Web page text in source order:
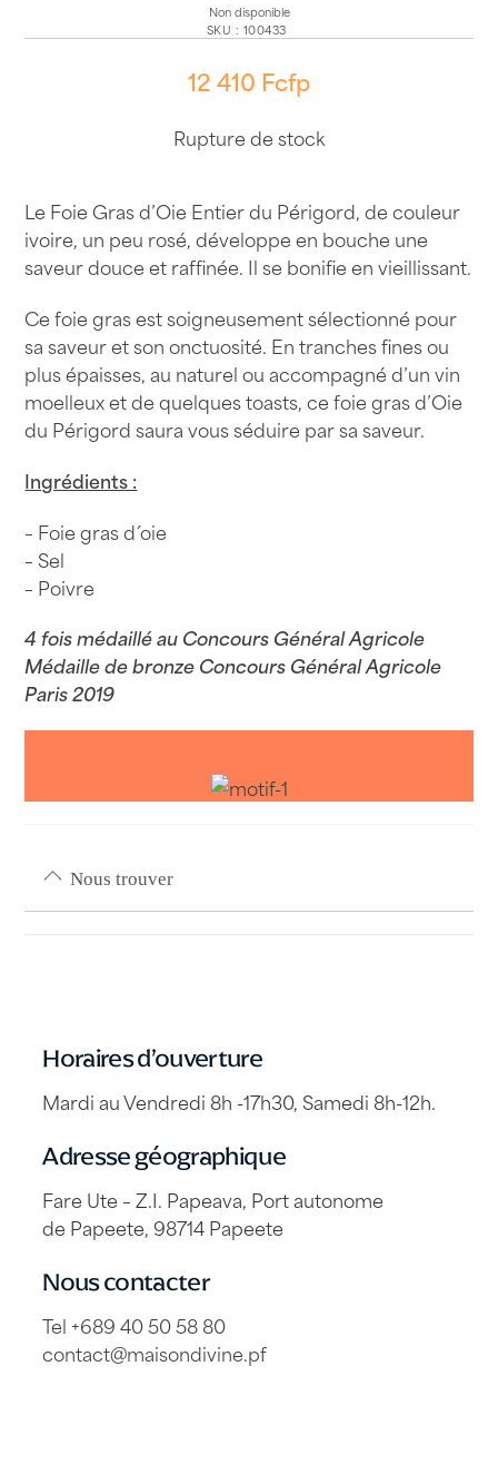
Non disponible
SKU : 100433
12 410 Fcfp
Rupture de stock
Le Foie Gras d’Oie Entier du Périgord, de couleur
ivoire, un peu rosé, développe en bouche une
saveur douce et raffinée. Il se bonifie en vieillissant.
Ce foie gras est soigneusement sélectionné pour
sa saveur et son onctuosité. En tranches fines ou
plus épaisses, au naturel ou accompagné d’un vin
moelleux et de quelques toasts, ce foie gras d’Oie
du Périgord saura vous séduire par sa saveur.
Ingrédients :
– Foie gras d´oie
– Sel
– Poivre
4 fois médaillé au Concours Général Agricole
Médaille de bronze Concours Général Agricole
Paris 2019
Nous trouver
Horaires d’ouverture
Mardi au Vendredi 8h -17h30, Samedi 8h-12h.
Adresse géographique
Fare Ute – Z.I. Papeava, Port autonome
de Papeete, 98714 Papeete
Nous contacter
Tel +689 40 50 58 80
contact@maisondivine.pf